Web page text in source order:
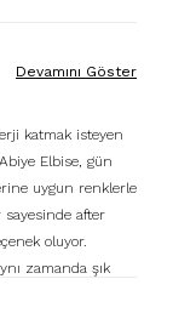
katmak isteyen
Elbise, gün
uygun renklerle
after
oluyor.
zamanda şık
Devamını Göster